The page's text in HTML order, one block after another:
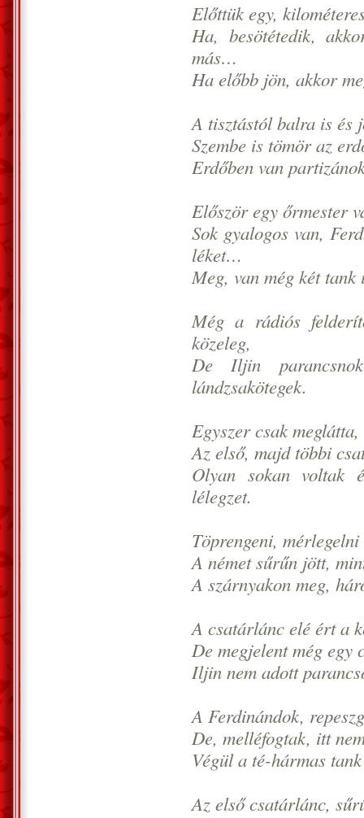
Előttük egy,
Ha, besötétedik,
más…
Ha előbb jön, akkor
A tisztástól balra is és
Szembe is tömör az
Erdőben van
Először egy őrmester
Sok gyalogos van,
léket…
Meg, van még két
Még a rádiós
közeleg,
De Iljin
lándzsakötegek.
Egyszer csak
Az első, majd többi
Olyan sokan voltak
lélegzet.
Töprengeni,
A német sűrűn jött,
A szárnyakon meg,
A csatárlánc elé ért a
De megjelent még
Iljin nem adott
A Ferdinándok,
De, melléfogtak, itt
Végül a té-hármas
Az első csatárlánc,